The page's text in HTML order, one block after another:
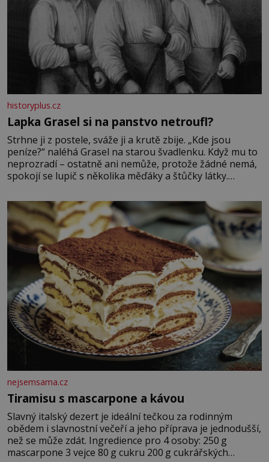
historyplus.cz
Lapka Grasel si na panstvo netroufl?
Strhne ji z postele, sváže ji a krutě zbije. „Kde jsou
peníze?“ naléhá Grasel na starou švadlenku. Když mu to
neprozradí – ostatně ani nemůže, protože žádné nemá,
spokojí se lupič s několika měďáky a štůčky látky.
krutý. Jeho činy budí hrůzu ještě dlouho po jeho smrti
nejsemsama.cz
Tiramisu s mascarpone a kávou
Slavný italský dezert je ideální tečkou za rodinným
obědem i slavnostní večeří a jeho příprava je jednodušší,
než se může zdát. Ingredience pro 4 osoby: 250 g
mascarpone 3 vejce 80 g cukru 200 g cukrářských